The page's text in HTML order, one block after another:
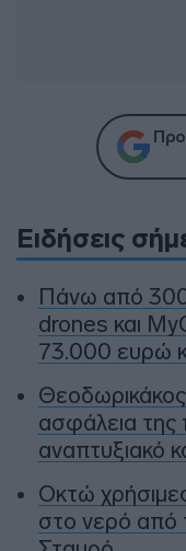
Ειδήσεις
Πάνω από 300
drones και
73.000 ευρώ
ασφάλεια της
αναπτυξιακό
Οκτώ
στο νερό από